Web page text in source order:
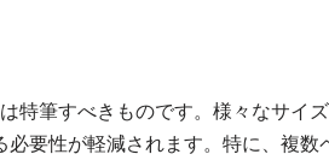
特筆すべきものです。様々なサイ
必要性が軽減されます。特に、複